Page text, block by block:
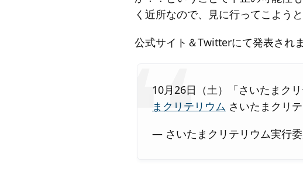
く近所なので、見に行ってこようと
公式サイト＆Twitterにて発表されま
10月26日（土）「さいたまク
まクリテリウム さいたまクリ
— さいたまクリテリウム実行